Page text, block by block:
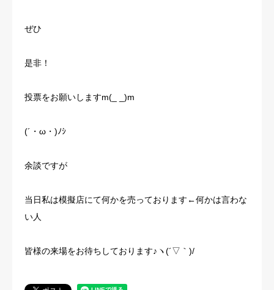
ぜひ
是非！
投票をお願いしますm(_ _)m
(´・ω・)ﾉｼ
余談ですが
当日私は模擬店にて何かを売っております←何かは言わな
い人
皆様の来場をお待ちしております♪ヽ(´▽｀)/